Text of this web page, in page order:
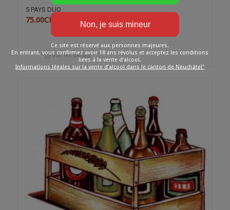
5 PAYS DUO
75.00CHF
Voir les détails
Ce site est réservé aux personnes majeures.
En entrant, vous confirmez avoir 18 ans révolus et acceptez les conditions
liées à la vente d’alcool.
Informations légales sur la vente d’alcool dans le canton de Neuchâtel"